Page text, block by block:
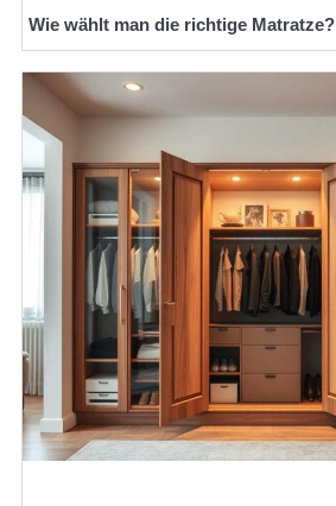
Wie wählt man die richtige Matratze?